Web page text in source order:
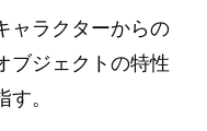
ャラクターからの
ブジェクトの特性
。